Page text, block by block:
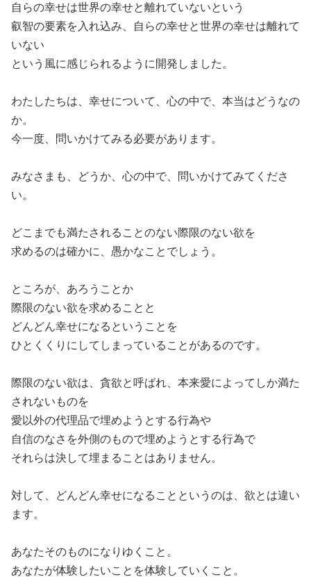
自らの幸せは世界の幸せと離れていないという
叡智の要素を入れ込み、自らの幸せと世界の幸せは離れて
いない
という風に感じられるように開発しました。
わたしたちは、幸せについて、心の中で、本当はどうなの
か。
今一度、問いかけてみる必要があります。
みなさまも、どうか、心の中で、問いかけてみてくださ
い。
どこまでも満たされることのない際限のない欲を
求めるのは確かに、愚かなことでしょう。
ところが、あろうことか
際限のない欲を求めることと
どんどん幸せになるということを
ひとくくりにしてしまっていることがあるのです。
際限のない欲は、貪欲と呼ばれ、本来愛によってしか満た
されないものを
愛以外の代理品で埋めようとする行為や
自信のなさを外側のもので埋めようとする行為で
それらは決して埋まることはありません。
対して、どんどん幸せになることというのは、欲とは違い
ます。
あなたそのものになりゆくこと。
あなたが体験したいことを体験していくこと。